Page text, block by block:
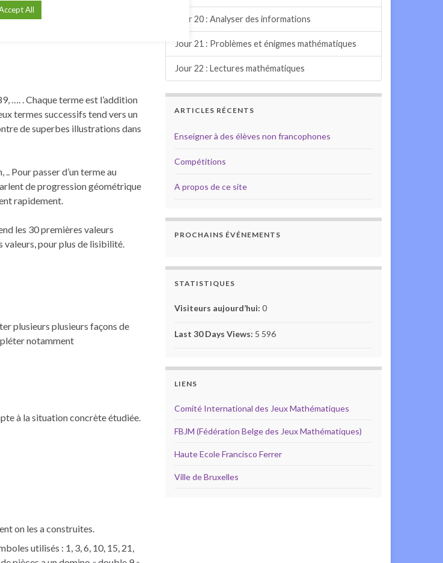
5, 7, 9, ….). Les nombres de cette
…. . Chaque terme est l’addition
termes successifs tend vers un
de superbes illustrations dans
Pour passer d’un terme au
de progression géométrique
rapidement.
les 30 premières valeurs
valeurs, pour plus de lisibilité.
plusieurs plusieurs façons de
notamment
à la situation concrète étudiée.
on les a construites.
utilisés : 1, 3, 6, 10, 15, 21,
Jour 20 : Analyser des informations
Jour 21 : Problèmes et énigmes mathématiques
Jour 22 : Lectures mathématiques
ARTICLES RÉCENTS
Enseigner à des élèves non francophones
Compétitions
A propos de ce site
PROCHAINS ÉVÉNEMENTS
STATISTIQUES
Visiteurs aujourd’hui: 0
Last 30 Days Views: 5 596
LIENS
Comité International des Jeux Mathématiques
FBJM (Fédération Belge des Jeux Mathématiques)
Haute Ecole Francisco Ferrer
Ville de Bruxelles
All